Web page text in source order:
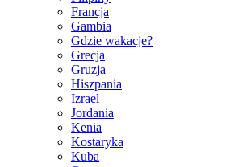
Francja
Gambia
Gdzie wakacje?
Grecja
Gruzja
Hiszpania
Izrael
Jordania
Kenia
Kostaryka
Kuba